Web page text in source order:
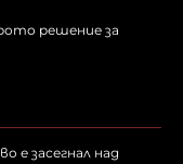
решение за
е засегнал над